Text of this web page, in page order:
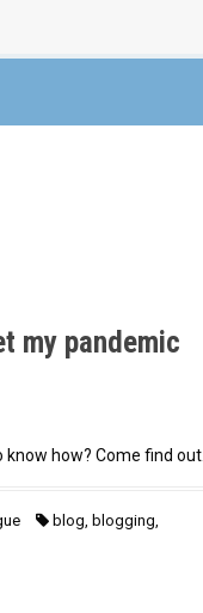
my pandemic
know how? Come find out.
blog, blogging,